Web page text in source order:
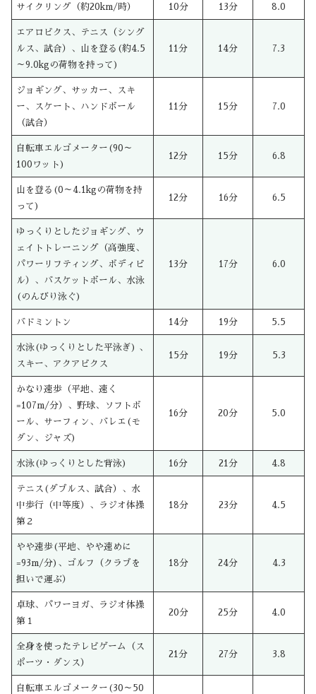
サイクリング（約20km/時） 10分 13分 8.0
エアロビクス、テニス（シング
ルス、試合）、山を登る(約4.5
～9.0kgの荷物を持って)
11分 14分 7.3
ジョギング、サッカー、スキ
ー、スケート、ハンドボール
（試合）
11分 15分 7.0
自転車エルゴメーター(90～
100ワット)
12分 15分 6.8
山を登る(0～4.1kgの荷物を持
って)
12分 16分 6.5
ゆっくりとしたジョギング、ウ
ェイトトレーニング（高強度、
パワーリフティング、ボディビ
ル）、バスケットボール、水泳
(のんびり泳ぐ)
13分 17分 6.0
バドミントン 14分 19分 5.5
水泳(ゆっくりとした平泳ぎ) 、
スキー、アクアビクス
15分 19分 5.3
かなり速歩（平地、速く
=107m/分）、野球、ソフトボ
ール、サーフィン、バレエ(モ
ダン、ジャズ)
16分 20分 5.0
水泳(ゆっくりとした背泳) 16分 21分 4.8
テニス(ダブルス、試合）、水
中歩行（中等度）、ラジオ体操
第２
18分 23分 4.5
やや速歩(平地、やや速めに
=93m/分)、ゴルフ（クラブを
担いで運ぶ）
18分 24分 4.3
卓球、パワーヨガ、ラジオ体操
第１
20分 25分 4.0
全身を使ったテレビゲーム（ス
ポーツ・ダンス）
21分 27分 3.8
自転車エルゴメーター(30～50